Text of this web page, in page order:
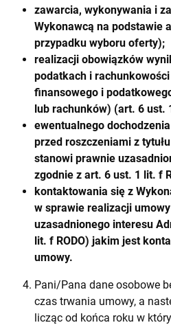
zawarcia, wykonywania i
Wykonawcą na podstawie
przypadku wyboru oferty);
realizacji obowiązków
podatkach i
finansowego i
lub rachunków) (art. 6 ust.
ewentualnego
przed roszczeniami z
stanowi prawnie
zgodnie z art. 6 ust. 1 lit. f
kontaktowania się z
w sprawie realizacji
uzasadnionego interesu
lit. f RODO) jakim jest
umowy.
Pani/Pana dane osobowe
czas trwania umowy, a
licząc od końca roku w